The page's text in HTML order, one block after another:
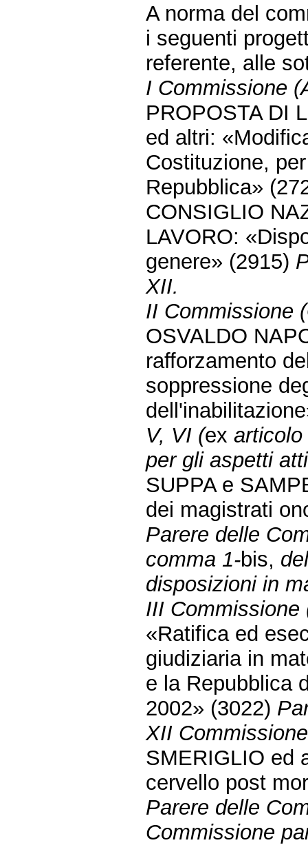
A norma del
i seguenti
referente, alle
I Commissione
PROPOSTA DI
ed altri:
Costituzione,
Repubblica»
CONSIGLIO
LAVORO:
genere» (2915)
XII.
II Commissione
OSVALDO
rafforzamento
soppressione
V, VI (ex
per gli aspetti
SUPPA e
dei magistrati
Parere delle
comma 1-bis,
disposizioni in
III Commissione
«Ratifica ed
giudiziaria in
e la Repubblica
2002» (3022)
XII
SMERIGLIO ed
cervello post
Parere delle
Commissione